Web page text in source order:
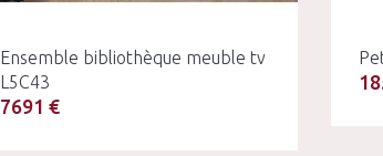
Ensemble bibliothèque meuble tv
L5C43
7691 €